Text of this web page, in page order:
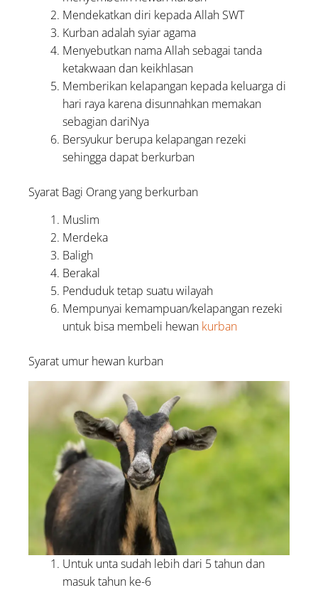
Mendekatkan diri kepada Allah SWT
Kurban adalah syiar agama
Menyebutkan nama Allah sebagai tanda
ketakwaan dan keikhlasan
Memberikan kelapangan kepada keluarga di
hari raya karena disunnahkan memakan
sebagian dariNya
Bersyukur berupa kelapangan rezeki
sehingga dapat berkurban
Syarat Bagi Orang yang berkurban
Muslim
Merdeka
Baligh
Berakal
Penduduk tetap suatu wilayah
Mempunyai kemampuan/kelapangan rezeki
untuk bisa membeli hewan kurban
Syarat umur hewan kurban
Untuk unta sudah lebih dari 5 tahun dan
masuk tahun ke-6